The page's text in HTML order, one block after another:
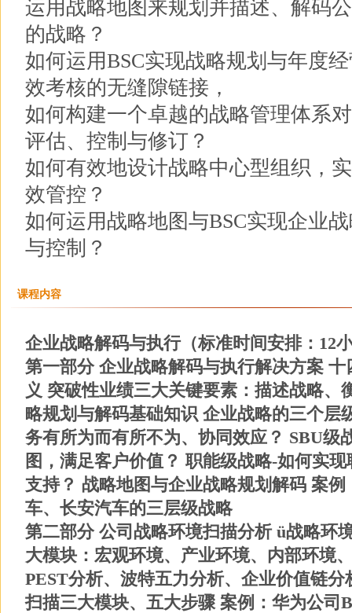
运用战略地图来规划并描述、解码
的战略？
如何运用BSC实现战略规划与年度
效考核的无缝隙链接，
如何构建一个卓越的战略管理体系
评估、控制与修订？
如何有效地设计战略中心型组织，
效管控？
如何运用战略地图与BSC实现企业
与控制？
课程内容
企业战略解码与执行（标准时间安排：12
第一部分 企业战略解码与执行解决方案
义 突破性业绩三大关键要素：描述战略、
略规划与解码基础知识 企业战略的三个层
务有所为而有所不为、协同效应？ SBU级
图，满足客户价值？ 职能级战略-如何实
支持？ 战略地图与企业战略规划解码 案
车、长安汽车的三层级战略
第二部分 公司战略环境扫描分析 ü战略环
大模块：宏观环境、产业环境、内部环境
PEST分析、波特五力分析、企业价值链
扫描三大模块、五大步骤 案例：华为公司